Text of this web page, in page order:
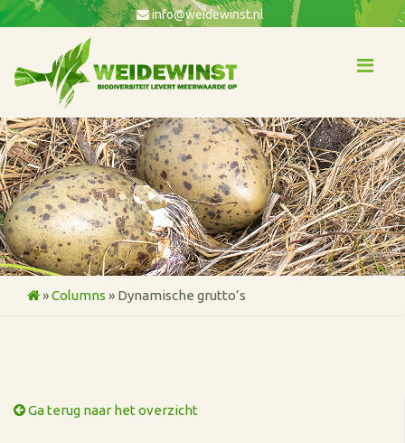
info@weidewinst.nl
»Columns » Dynamische grutto’s
Ga terug naar het overzicht